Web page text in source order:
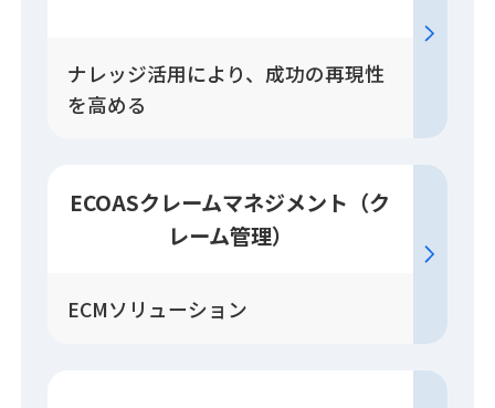
ナレッジ活用により、成功の再現性
を高める
ECOASクレームマネジメント （ク
レーム管理）
ECMソリューション